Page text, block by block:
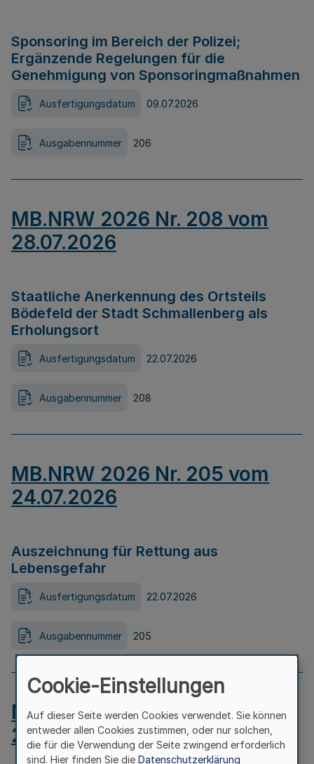
Sponsoring im Bereich der Polizei;
Ergänzende Regelungen für die
Genehmigung von Sponsoringmaßnahmen
Ausfertigungsdatum 09.07.2026
Ausgabennummer 206
MB.NRW 2026 Nr. 208 vom
28.07.2026
Staatliche Anerkennung des Ortsteils
Bödefeld der Stadt Schmallenberg als
Erholungsort
Ausfertigungsdatum 22.07.2026
Ausgabennummer 208
MB.NRW 2026 Nr. 205 vom
24.07.2026
Auszeichnung für Rettung aus
Lebensgefahr
Ausfertigungsdatum 22.07.2026
Ausgabennummer 205
MB.NRW 2026 Nr. 204 vom
24.07.2026
Cookie-Einstellungen
Auf dieser Seite werden Cookies verwendet. Sie können
entweder allen Cookies zustimmen, oder nur solchen,
die für die Verwendung der Seite zwingend erforderlich
sind. Hier finden Sie die Datenschutzerklärung